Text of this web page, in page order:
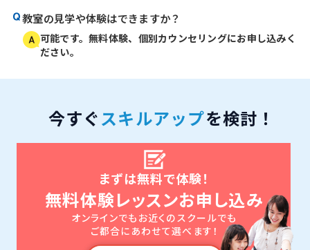
教室の見学や体験はできますか？
可能です。無料体験、個別カウンセリングにお申し込みく
ださい。
今すぐスキルアップを検討！
まずは無料で体験！
無料体験レッスンお申し込み
オンラインでもお近くのスクールでも
ご都合にあわせて選べます！